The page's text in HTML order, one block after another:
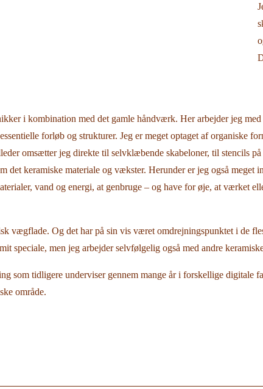
i kombination med det gamle håndværk. Her arbejder jeg
forløb og strukturer. Jeg er meget optaget af organiske
omsætter jeg direkte til selvklæbende skabeloner, til stencils
keramiske materiale og vækster. Herunder er jeg også meget
vand og energi, at genbruge – og have for øje, at værket
vægflade. Og det har på sin vis været omdrejningspunktet i de
speciale, men jeg arbejder selvfølgelig også med andre
som tidligere underviser gennem mange år i forskellige digitale
område.